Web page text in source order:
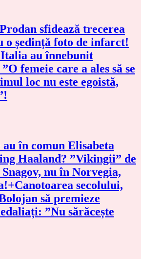
sfidează trecerea
o ședință foto de infarct!
au înnebunit
femeie care a ales să se
loc nu este egoistă,
în comun Elisabeta
Haaland? ”Vikingii” de
nu în Norvegia,
secolului,
să premieze
”Nu sărăcește